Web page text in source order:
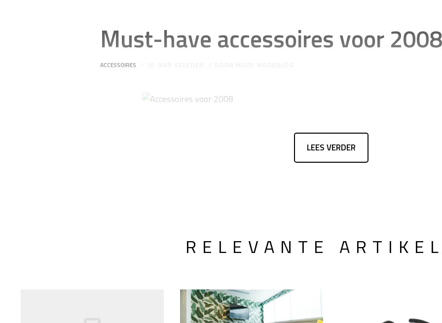
Must-have accessoires voor
ACCESSOIRES 18 JAAR GELEDEN DOOR MODE MODEBLOG
LEES VERDER
RELEVANTE